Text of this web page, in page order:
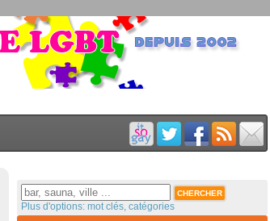
Plus d'options: mot clés, catégories